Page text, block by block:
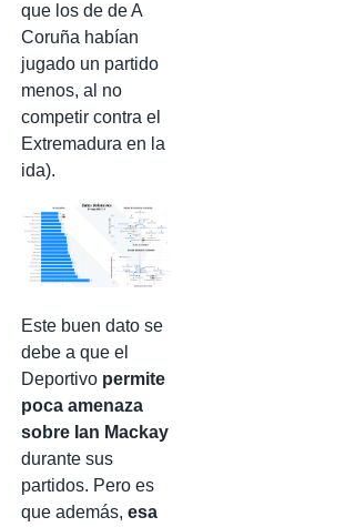
que los de de A
Coruña habían
jugado un partido
menos, al no
competir contra el
Extremadura en la
ida).
Este buen dato se
debe a que el
Deportivo permite
poca amenaza
sobre Ian Mackay
durante sus
partidos. Pero es
que además, esa